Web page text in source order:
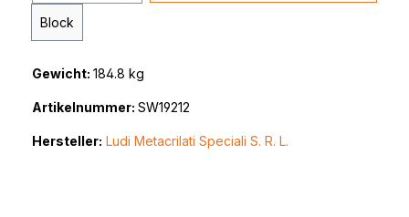
Block
Gewicht: 184.8 kg
Artikelnummer: SW19212
Hersteller: Ludi Metacrilati Speciali S. R. L.